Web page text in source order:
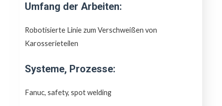
Umfang der Arbeiten:
Robotisierte Linie zum Verschweißen von
Karosserieteilen
Systeme, Prozesse:
Fanuc, safety, spot welding